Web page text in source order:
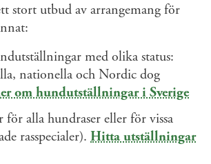
stort utbud av arrangemang för
med olika status:
nationella och Nordic dog
om hundutställningar i Sverige
alla hundraser eller för vissa
rasspecialer). Hitta utställningar